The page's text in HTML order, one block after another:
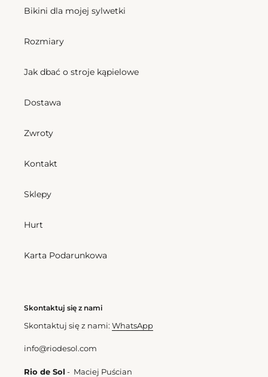
Bikini dla mojej sylwetki
Rozmiary
Jak dbać o stroje kąpielowe
Dostawa
Zwroty
Kontakt
Sklepy
Hurt
Karta Podarunkowa
Skontaktuj się z nami
Skontaktuj się z nami: WhatsApp
info@riodesol.com
Rio de Sol - Maciej Puścian